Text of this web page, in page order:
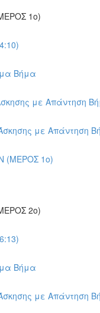
1ο)
Βήμα
με Απάντηση
με Απάντηση
(ΜΕΡΟΣ 1ο)
2ο)
Βήμα
με Απάντηση